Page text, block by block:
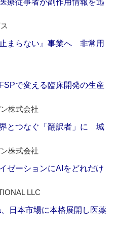
療従事者が副作用情報を迅
まらない』事業へ 非常用
で変える臨床開発の生産
株式会社
界とつなぐ「翻訳者」に 城
株式会社
ゼーションにAIをどれだけ
LLC
日本市場に本格展開し医薬